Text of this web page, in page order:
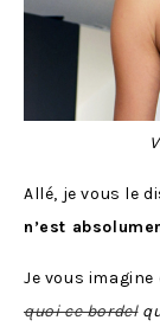
Allé, je vous le
n’est
Je vous
quoi ce bordel